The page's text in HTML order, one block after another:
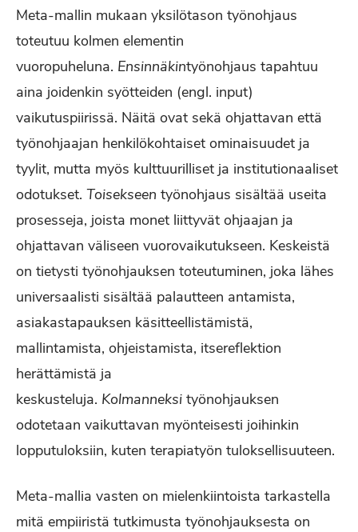
Meta-mallin mukaan yksilötason työnohjaus
toteutuu kolmen elementin
vuoropuheluna. Ensinnäkintyönohjaus tapahtuu
aina joidenkin syötteiden (engl. input)
vaikutuspiirissä. Näitä ovat sekä ohjattavan että
työnohjaajan henkilökohtaiset ominaisuudet ja
tyylit, mutta myös kulttuurilliset ja institutionaaliset
odotukset. Toisekseen työnohjaus sisältää useita
prosesseja, joista monet liittyvät ohjaajan ja
ohjattavan väliseen vuorovaikutukseen. Keskeistä
on tietysti työnohjauksen toteutuminen, joka lähes
universaalisti sisältää palautteen antamista,
asiakastapauksen käsitteellistämistä,
mallintamista, ohjeistamista, itsereflektion
herättämistä ja
keskusteluja. Kolmanneksi työnohjauksen
odotetaan vaikuttavan myönteisesti joihinkin
lopputuloksiin, kuten terapiatyön tuloksellisuuteen.
Meta-mallia vasten on mielenkiintoista tarkastella
mitä empiiristä tutkimusta työnohjauksesta on